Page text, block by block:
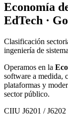
Economía
EdTech ·
Clasificación
ingeniería de
Operamos en la
software a medida,
plataformas y
sector público.
CIIU J6201 / J6202